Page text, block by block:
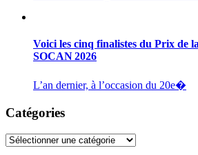
Voici les cinq finalistes du Prix de
SOCAN 2026
L’an dernier, à l’occasion du 20e�
Catégories
Catégories